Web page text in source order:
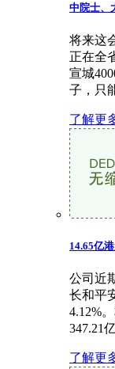
中院士、
将来这
正在全
宣城
子，只
了解更
14.65亿
公司近
长和平
4.12%
347.21
了解更